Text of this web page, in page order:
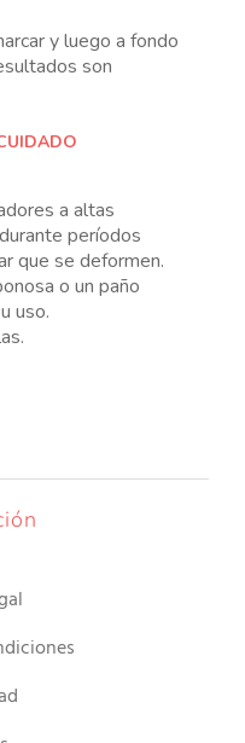
y luego a fondo
son
a altas
períodos
que se deformen.
o un paño
uso.